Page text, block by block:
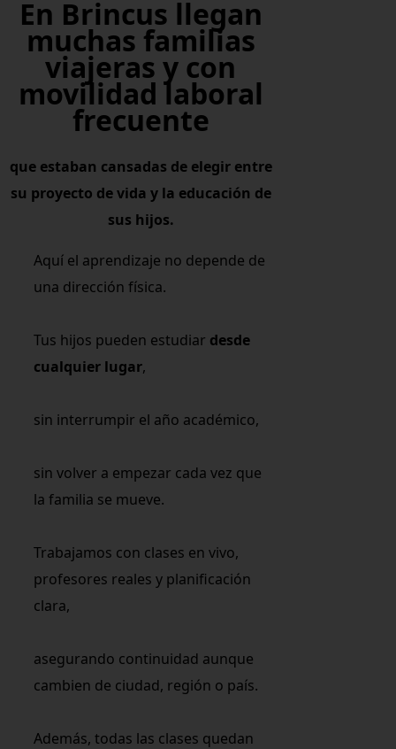
En Brincus llegan
muchas familias
viajeras y con
movilidad laboral
frecuente
que estaban cansadas de elegir entre
su proyecto de vida y la educación de
sus hijos.
Aquí el aprendizaje no depende de
una dirección física.
Tus hijos pueden estudiar desde
cualquier lugar,
sin interrumpir el año académico,
sin volver a empezar cada vez que
la familia se mueve.
Trabajamos con clases en vivo,
profesores reales y planificación
clara,
asegurando continuidad aunque
cambien de ciudad, región o país.
Además, todas las clases quedan